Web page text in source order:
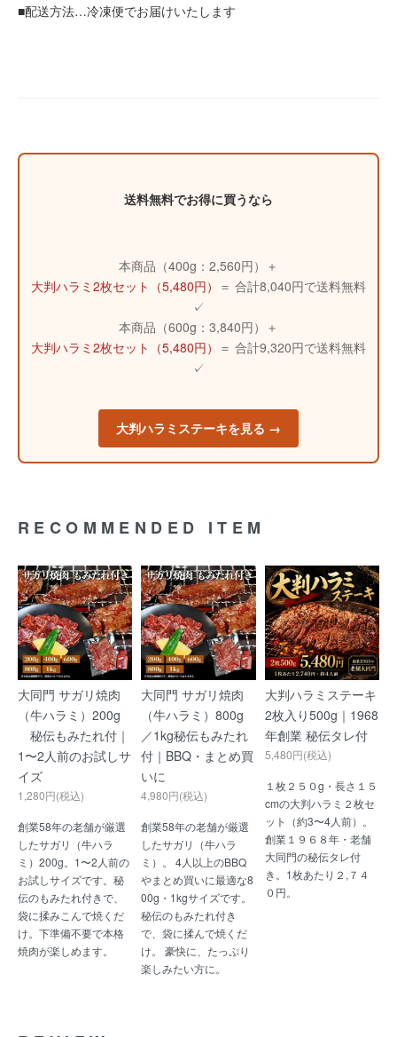
■配送方法…冷凍便でお届けいたします
送料無料でお得に買うなら
本商品（400g：2,560円）＋
大判ハラミ2枚セット（5,480円） ＝ 合計8,040円で送料無料
✓
本商品（600g：3,840円）＋
大判ハラミ2枚セット（5,480円） ＝ 合計9,320円で送料無料
✓
大判ハラミステーキを見る →
RECOMMENDED ITEM
大同門 サガリ焼肉
（牛ハラミ）200g
秘伝もみたれ付｜
1〜2人前のお試しサ
イズ
1,280円(税込)
創業58年の老舗が厳選
したサガリ（牛ハラ
ミ）200g。1〜2人前の
お試しサイズです。秘
伝のもみたれ付きで、
袋に揉みこんで焼くだ
け。下準備不要で本格
焼肉が楽しめます。
大同門 サガリ焼肉
（牛ハラミ）800g
／1kg秘伝もみたれ
付｜BBQ・まとめ買
いに
4,980円(税込)
創業58年の老舗が厳選
したサガリ（牛ハラ
ミ）。 4人以上のBBQ
やまとめ買いに最適な8
00g・1kgサイズです。
秘伝のもみたれ付き
で、袋に揉んで焼くだ
け。 豪快に、たっぷり
楽しみたい方に。
大判ハラミステーキ
2枚入り500g｜1968
年創業 秘伝タレ付
5,480円(税込)
１枚２５０g・長さ１５
cmの大判ハラミ２枚セ
ット（約3〜4人前）。
創業１９６８年・老舗
大同門の秘伝タレ付
き。1枚あたり２,７４
０円。